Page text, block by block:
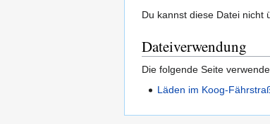
Du kannst diese Datei nicht
Dateiverwendung
Die folgende Seite
Läden im Koog-